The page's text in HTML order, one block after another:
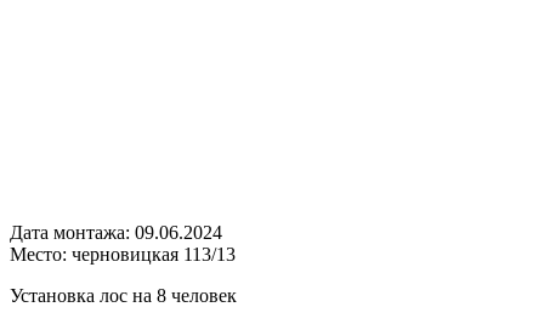
Дата монтажа: 09.06.2024
Место: черновицкая 113/13
Установка лос на 8 человек